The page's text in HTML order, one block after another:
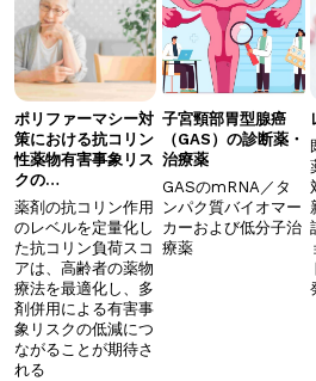
ポリファーマシー対
策における抗コリン
性薬物有害事象リス
クの…
薬剤の抗コリン作用
のレベルを定量化し
た抗コリン負荷スコ
アは、高齢者の薬物
療法を最適化し、多
剤併用による有害事
象リスクの低減につ
ながることが期待さ
れる
子宮頸部胃型腺癌
（GAS）の診断薬・
治療薬
GASのmRNA／タ
ンパク質バイオマー
カーおよび低分子治
療薬